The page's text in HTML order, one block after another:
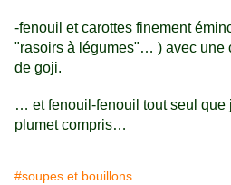
-fenouil et carottes finement
"rasoirs à légumes"… ) avec une
de goji.
… et fenouil-fenouil tout seul que
plumet compris…
#soupes et bouillons